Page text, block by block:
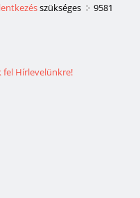
szükséges
9581
fel Hírlevelünkre!